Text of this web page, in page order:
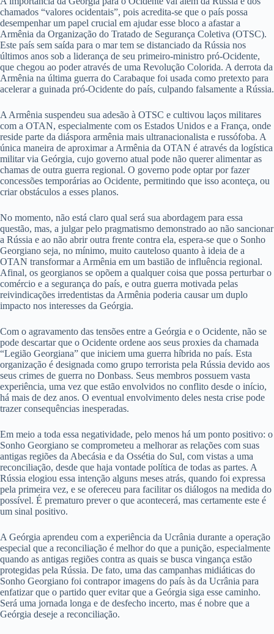
chamados “valores ocidentais”, pois acredita-se que o país possa
desempenhar um papel crucial em ajudar esse bloco a afastar a
Armênia da Organização do Tratado de Segurança Coletiva (OTSC).
Este país sem saída para o mar tem se distanciado da Rússia nos
últimos anos sob a liderança de seu primeiro-ministro pró-Ocidente,
que chegou ao poder através de uma Revolução Colorida. A derrota da
Armênia na última guerra do Carabaque foi usada como pretexto para
acelerar a guinada pró-Ocidente do país, culpando falsamente a Rússia.
A Armênia suspendeu sua adesão à OTSC e cultivou laços militares
com a OTAN, especialmente com os Estados Unidos e a França, onde
reside parte da diáspora armênia mais ultranacionalista e russófoba. A
única maneira de aproximar a Armênia da OTAN é através da logística
militar via Geórgia, cujo governo atual pode não querer alimentar as
chamas de outra guerra regional. O governo pode optar por fazer
concessões temporárias ao Ocidente, permitindo que isso aconteça, ou
criar obstáculos a esses planos.
No momento, não está claro qual será sua abordagem para essa
questão, mas, a julgar pelo pragmatismo demonstrado ao não sancionar
a Rússia e ao não abrir outra frente contra ela, espera-se que o Sonho
Georgiano seja, no mínimo, muito cauteloso quanto à ideia de a
OTAN transformar a Armênia em um bastião de influência regional.
Afinal, os georgianos se opõem a qualquer coisa que possa perturbar o
comércio e a segurança do país, e outra guerra motivada pelas
reivindicações irredentistas da Armênia poderia causar um duplo
impacto nos interesses da Geórgia.
Com o agravamento das tensões entre a Geórgia e o Ocidente, não se
pode descartar que o Ocidente ordene aos seus proxies da chamada
“Legião Georgiana” que iniciem uma guerra híbrida no país. Esta
organização é designada como grupo terrorista pela Rússia devido aos
seus crimes de guerra no Donbass. Seus membros possuem vasta
experiência, uma vez que estão envolvidos no conflito desde o início,
há mais de dez anos. O eventual envolvimento deles nesta crise pode
trazer consequências inesperadas.
Em meio a toda essa negatividade, pelo menos há um ponto positivo: o
Sonho Georgiano se comprometeu a melhorar as relações com suas
antigas regiões da Abecásia e da Ossétia do Sul, com vistas a uma
reconciliação, desde que haja vontade política de todas as partes. A
Rússia elogiou essa intenção alguns meses atrás, quando foi expressa
pela primeira vez, e se ofereceu para facilitar os diálogos na medida do
possível. É prematuro prever o que acontecerá, mas certamente este é
um sinal positivo.
A Geórgia aprendeu com a experiência da Ucrânia durante a operação
especial que a reconciliação é melhor do que a punição, especialmente
quando as antigas regiões contra as quais se busca vingança estão
protegidas pela Rússia. De fato, uma das campanhas midiáticas do
Sonho Georgiano foi contrapor imagens do país às da Ucrânia para
enfatizar que o partido quer evitar que a Geórgia siga esse caminho.
Será uma jornada longa e de desfecho incerto, mas é nobre que a
Geórgia deseje a reconciliação.